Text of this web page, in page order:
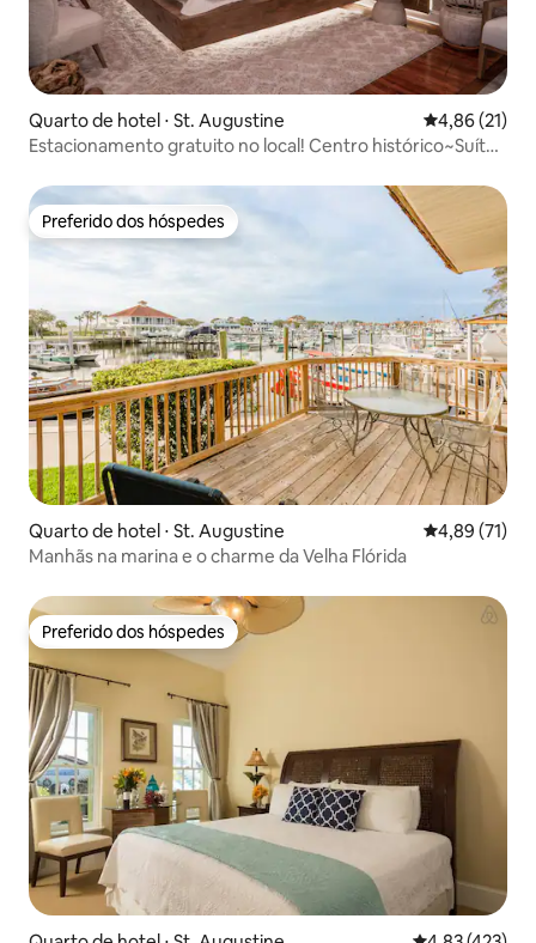
Quarto de hotel ⋅ St. Augustine 4,86 de uma
4,86 (21)
Estacionamento gratuito no local! Centro histórico~Suíte
Preferido dos hóspedes
Preferido dos hóspedes
Quarto de hotel ⋅ St. Augustine 4,89 de uma
4,89 (71)
Manhãs na marina e o charme da Velha Flórida
Preferido dos hóspedes
Preferido dos hóspedes